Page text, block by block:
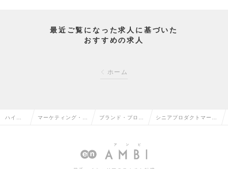
最近ご覧になった求人に基づいた
おすすめの求人
ホーム
ハイク マーケティング・販 ブランド・プロダ
の転職
シニアプロダクトマーケ